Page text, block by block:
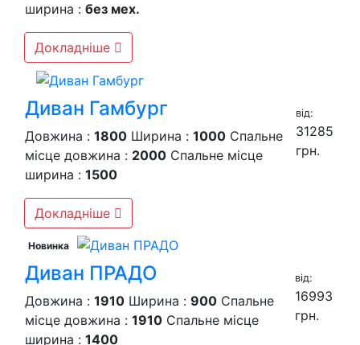
ширина : без мех.
Докладніше
Диван Гамбург
Довжина : 1800 Ширина : 1000 Спальне
місце довжина : 2000 Спальне місце
ширина : 1500
вiд:
31285
грн.
Докладніше
Новинка
Диван ПРАДО
Довжина : 1910 Ширина : 900 Спальне
місце довжина : 1910 Спальне місце
ширина : 1400
вiд:
16993
грн.